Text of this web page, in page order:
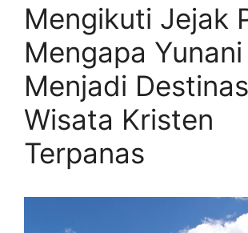
Mengikuti Jejak
Mengapa Yunani
Menjadi
Wisata Kristen
Terpanas